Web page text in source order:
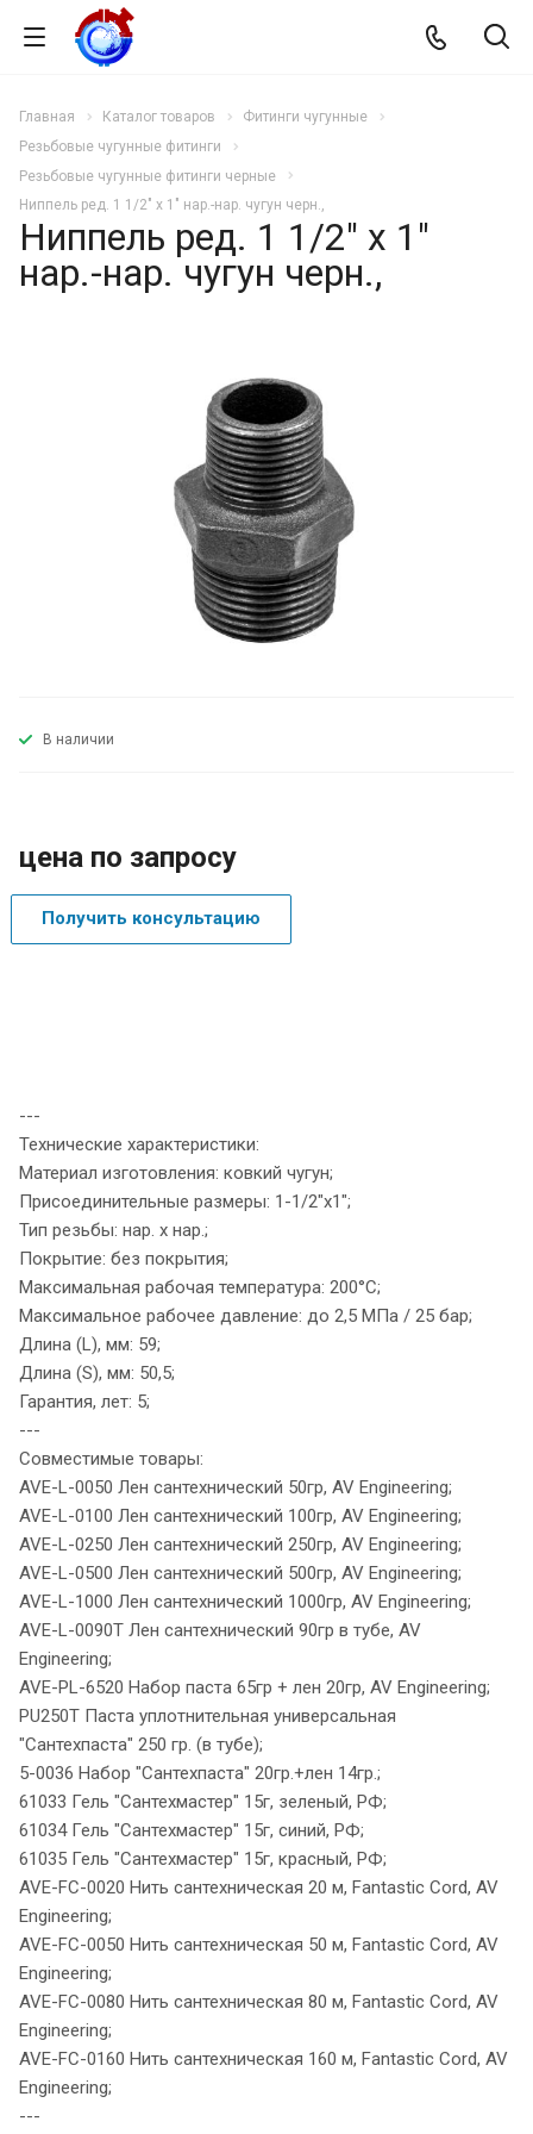
Главная Каталог товаров
Фитинги чугунные
Резьбовые чугунные фитинги
Резьбовые чугунные фитинги черные
Ниппель ред. 1 1/2" х 1" нар.-нар. чугун черн.,
Ниппель ред. 1 1/2" х 1"
нар.-нар. чугун черн.,
В наличии
цена по запросу
Получить консультацию
---
Технические характеристики:
Материал изготовления: ковкий чугун;
Присоединительные размеры: 1-1/2"x1";
Тип резьбы: нар. x нар.;
Покрытие: без покрытия;
Максимальная рабочая температура: 200°C;
Максимальное рабочее давление: до 2,5 МПа / 25 бар;
Длина (L), мм: 59;
Длина (S), мм: 50,5;
Гарантия, лет: 5;
---
Совместимые товары:
AVE-L-0050 Лен сантехнический 50гр, AV Engineering;
AVE-L-0100 Лен сантехнический 100гр, AV Engineering;
AVE-L-0250 Лен сантехнический 250гр, AV Engineering;
AVE-L-0500 Лен сантехнический 500гр, AV Engineering;
AVE-L-1000 Лен сантехнический 1000гр, AV Engineering;
AVE-L-0090T Лен сантехнический 90гр в тубе, AV
Engineering;
AVE-PL-6520 Набор паста 65гр + лен 20гр, AV Engineering;
PU250T Паста уплотнительная универсальная
"Сантехпаста" 250 гр. (в тубе);
5-0036 Набор "Сантехпаста" 20гр.+лен 14гр.;
61033 Гель "Сантехмастер" 15г, зеленый, РФ;
61034 Гель "Сантехмастер" 15г, синий, РФ;
61035 Гель "Сантехмастер" 15г, красный, РФ;
AVE-FC-0020 Нить сантехническая 20 м, Fantastic Cord, AV
Engineering;
AVE-FC-0050 Нить сантехническая 50 м, Fantastic Cord, AV
Engineering;
AVE-FC-0080 Нить сантехническая 80 м, Fantastic Cord, AV
Engineering;
AVE-FC-0160 Нить сантехническая 160 м, Fantastic Cord, AV
Engineering;
---